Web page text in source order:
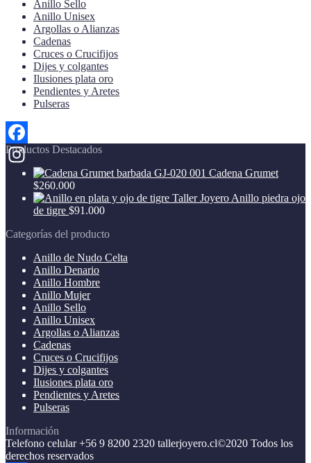
Anillo Sello
Anillo Unisex
Argollas o Alianzas
Cadenas
Cruces o Crucifijos
Dijes y colgantes
Ilusiones plata oro
Pendientes y Aretes
Pulseras
Facebook
Instagram
Productos Destacados
Cadena Grumet
$260.000
Anillo piedra ojo
de tigre $91.000
Categorías del producto
Anillo de Nudo Celta
Anillo Denario
Anillo Hombre
Anillo Mujer
Anillo Sello
Anillo Unisex
Argollas o Alianzas
Cadenas
Cruces o Crucifijos
Dijes y colgantes
Ilusiones plata oro
Pendientes y Aretes
Pulseras
Información
Telefono celular +56 9 8200 2320 tallerjoyero.cl©2020 Todos los
derechos reservados